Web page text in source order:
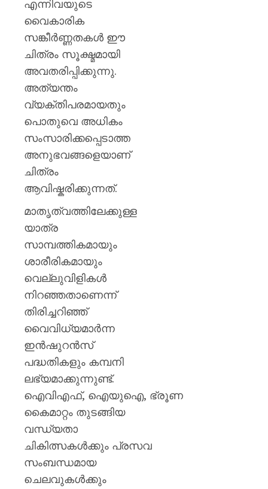
എന്നിവയുടെ
വൈകാരിക
സങ്കീര്‍ണ്ണതകള്‍ ഈ
ചിത്രം സൂക്ഷ്മമായി
അവതരിപ്പിക്കുന്നു.
അത്യന്തം
വ്യക്തിപരമായതും
പൊതുവെ അധികം
സംസാരിക്കപ്പെടാത്ത
അനുഭവങ്ങളെയാണ്
ചിത്രം
ആവിഷ്കരിക്കുന്നത്.
മാതൃത്വത്തിലേക്കുള്ള
യാത്ര
സാമ്പത്തികമായും
ശാരീരികമായും
വെല്ലുവിളികള്‍
നിറഞ്ഞതാണെന്ന്
തിരിച്ചറിഞ്ഞ്
വൈവിധ്യമാര്‍ന്ന
ഇന്‍ഷുറന്‍സ്
പദ്ധതികളും കമ്പനി
ലഭ്യമാക്കുന്നുണ്ട്.
ഐവിഎഫ്, ഐയുഐ, ഭ്രൂണ
കൈമാറ്റം തുടങ്ങിയ
വന്ധ്യതാ
ചികിത്സകള്‍ക്കും പ്രസവ
സംബന്ധമായ
ചെലവുകള്‍ക്കും